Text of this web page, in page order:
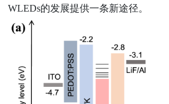
WLEDs的发展提供一条新途径。